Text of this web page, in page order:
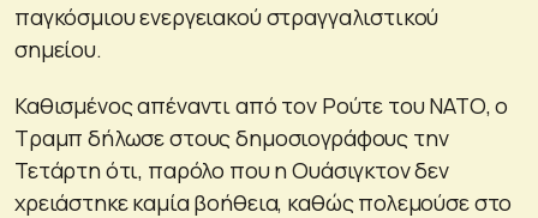
παγκόσμιου ενεργειακού στραγγαλιστικού
σημείου.
Καθισμένος απέναντι από τον Ρούτε του ΝΑΤΟ, ο
Τραμπ δήλωσε στους δημοσιογράφους την
Τετάρτη ότι, παρόλο που η Ουάσιγκτον δεν
χρειάστηκε καμία βοήθεια, καθώς πολεμούσε στο